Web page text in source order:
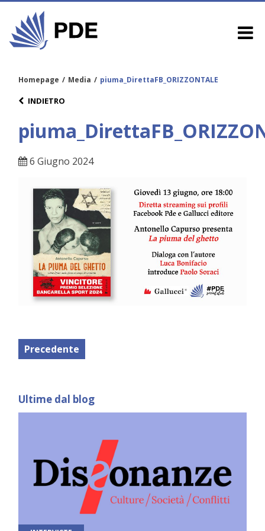
Homepage / Media / piuma_DirettaFB_ORIZZONTALE
INDIETRO
6 Giugno 2024
Precedente
Ultime dal blog